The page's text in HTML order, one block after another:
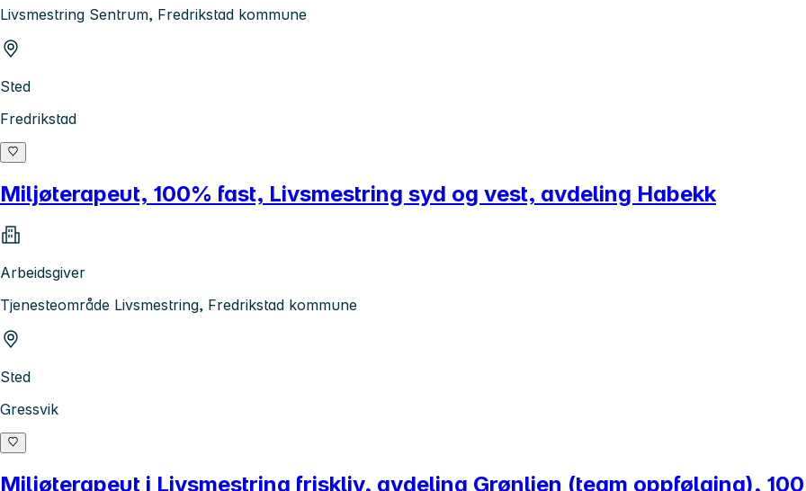
Livsmestring Sentrum, Fredrikstad kommune
Sted
Fredrikstad
Miljøterapeut, 100% fast, Livsmestring syd og vest, avdeling Habekk
Arbeidsgiver
Tjenesteområde Livsmestring, Fredrikstad kommune
Sted
Gressvik
Miljøterapeut i Livsmestring friskliv, avdeling Grønlien (team oppfølging),